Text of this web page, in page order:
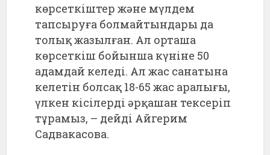
көрсеткіштер және мүлдем
тапсыруға болмайтындары да
толық жазылған. Ал орташа
көрсеткіш бойынша күніне 50
адамдай келеді. Ал жас санатына
келетін болсақ 18-65 жас аралығы,
үлкен кісілерді әрқашан тексеріп
тұрамыз, – дейді Айгерим
Садвакасова.